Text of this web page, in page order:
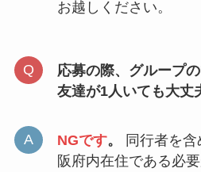
お越しください。
応募の際、 グループ
友達が1人いても大丈
NGです。
同行者を
阪府内在住である必